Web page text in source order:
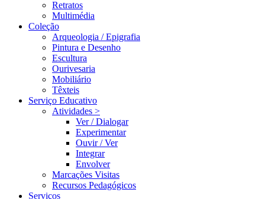
Retratos
Multimédia
Coleção
Arqueologia / Epigrafia
Pintura e Desenho
Escultura
Ourivesaria
Mobiliário
Têxteis
Serviço Educativo
Atividades >
Ver / Dialogar
Experimentar
Ouvir / Ver
Integrar
Envolver
Marcações Visitas
Recursos Pedagógicos
Serviços